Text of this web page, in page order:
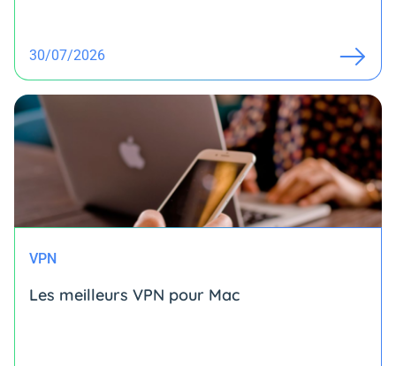
30/07/2026
VPN
Les meilleurs VPN pour Mac